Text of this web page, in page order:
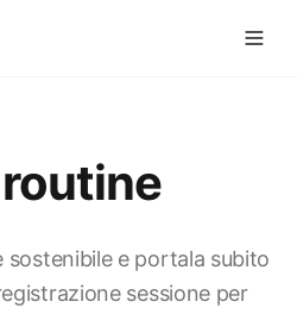
sostenibile e portala subito
sessione per